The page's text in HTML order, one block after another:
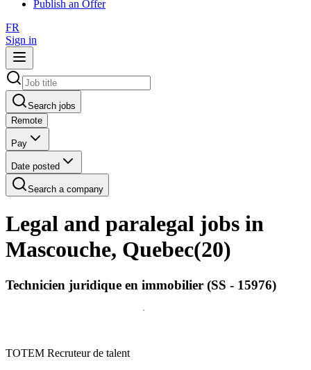
Publish an Offer
FR
Sign in
Search jobs
Remote
Pay
Date posted
Search a company
Legal and paralegal jobs in
Mascouche, Quebec(20)
Technicien juridique en immobilier (SS - 15976)
TOTEM Recruteur de talent